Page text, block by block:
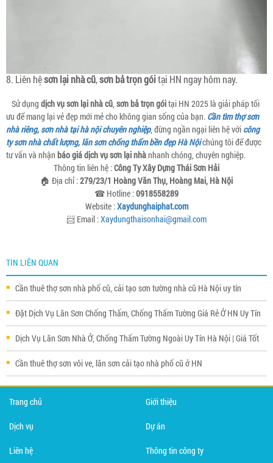
8. Liên hệsơn lại nhà cũ,sơn bả trọn góitại HN ngay hôm nay.
Sử dụng dịch vụ sơn lại nhà cũ, sơn bả trọn góitại HN 2025 là giải pháp tối
ưu để mang lại vẻ đẹp mới mẻ cho không gian sống của bạn. Cần tìm thợ sơn
nhà riêng, sơn nhà tại hà nội chuyên nghiệp, đừng ngần ngại liên hệ với công
ty sơn nhà chất lượng, lăn sơn chống thấm bền đẹp Hà Nộichúng tôi để được
tư vấn và nhận báo giá dịch vụ sơn lại nhànhanh chóng, chuyên nghiệp.
Thông tin liên hệ :Công Ty Xây Dựng Thái Sơn Hải
🏠 Địa chỉ :279/23/1 Hoàng Văn Thụ, Hoàng Mai, Hà Nội
☎ Hotline :0918558289
Website :Xaydunghaiphat.com
📨 Email :Xaydungthaisonhai@gmail.com
TIN LIÊN QUAN
Cần thuê thợ sơn nhà phố cũ, cải tạo sơn tường nhà cũ Hà Nội uy tín
Đặt Dịch Vụ Lăn Sơn Chống Thấm, Chống Thấm Tường Giá Rẻ Ở HN Uy Tín
Dịch Vụ Lăn Sơn Nhà Ở, Chống Thấm Tường Ngoài Uy Tín Hà Nội | Giá Tốt
Cần thuê thợ sơn vôi ve, lăn sơn cải tạo nhà phố cũ ở HN
Trang chủ Giới thiệu
Dịch vụ Dự án
Liên hệ Thông tin công ty